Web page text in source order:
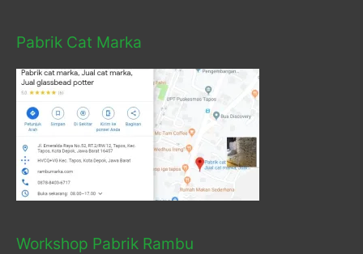
Pabrik Cat Marka
Workshop Pabrik Rambu